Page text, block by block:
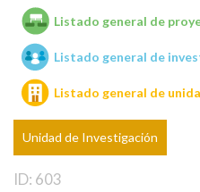
Unidades de
Listado general de
Listado general de
Listado general de
Unidad de Investigación
ID: 603